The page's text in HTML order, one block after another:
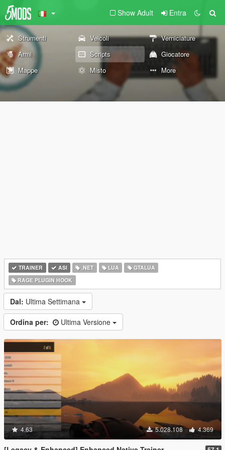
Show Adult Entra
Strumenti Veicoli
Verniciature
Armi
Scripts
Giocatore
Mappe
Misto More
TRAINER ASI .NET LUA
GTALUA
RAGE PLUGIN HOOK
Dal: Ultima Settimana
Ordina per: Ultima Versione
4.63 5.028.108 4.369